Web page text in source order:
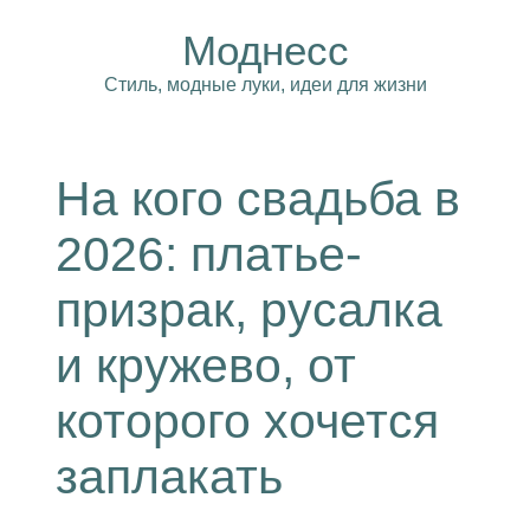
Моднесс
Стиль, модные луки, идеи для жизни
На кого свадьба в
2026: платье-
призрак, русалка
и кружево, от
которого хочется
заплакать